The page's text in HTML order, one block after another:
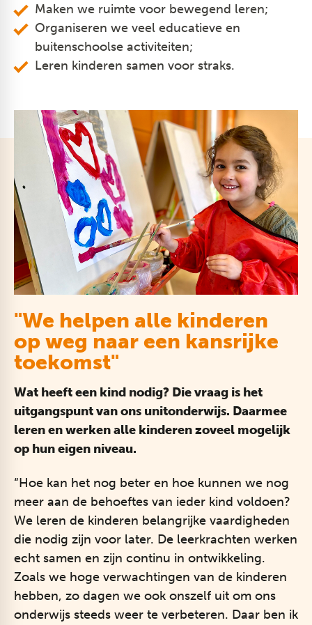
Maken we ruimte voor bewegend leren;
Organiseren we veel educatieve en
buitenschoolse activiteiten;
Leren kinderen samen voor straks.
"We helpen alle kinderen
op weg naar een kansrijke
toekomst"
Wat heeft een kind nodig? Die vraag is het
uitgangspunt van ons unitonderwijs. Daarmee
leren en werken alle kinderen zoveel mogelijk
op hun eigen niveau.
“Hoe kan het nog beter en hoe kunnen we nog
meer aan de behoeftes van ieder kind voldoen?
We leren de kinderen belangrijke vaardigheden
die nodig zijn voor later. De leerkrachten werken
echt samen en zijn continu in ontwikkeling.
Zoals we hoge verwachtingen van de kinderen
hebben, zo dagen we ook onszelf uit om ons
onderwijs steeds weer te verbeteren. Daar ben ik